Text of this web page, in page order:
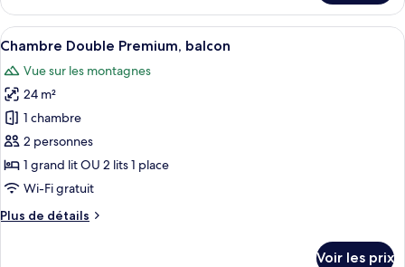
bain
à
remous
le
type
de
Chambre
Double
Deluxe,
bain
à
remous
Afficher
toutes
les
photos
pour
ce
type
de
chambre :
Chambre
Un balcon avec une chaise en bois
4
Chambre Double Premium, balcon
Vue sur les montagnes
24 m²
1 chambre
2 personnes
1 grand lit OU 2 lits 1 place
Wi-Fi gratuit
Plus de détails
Plus
Voir les prix